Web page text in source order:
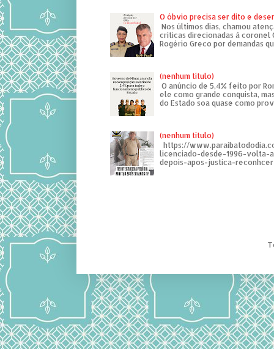
O óbvio precisa ser dito e
Nos últimos dias, chamou
críticas direcionadas à coronel
Rogério Greco por demandas
(nenhum título)
O anúncio de 5,4% feito por
ele como grande conquista,
do Estado soa quase como
(nenhum título)
https://
licenciado-desde-1996-volta-
depois-apos-justica-